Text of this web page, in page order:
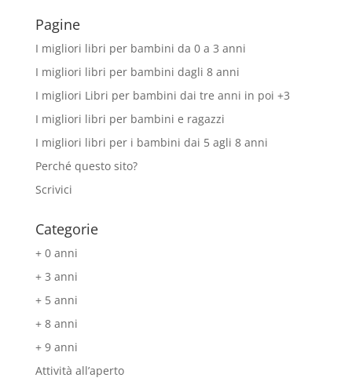
Pagine
I migliori libri per bambini da 0 a 3 anni
I migliori libri per bambini dagli 8 anni
I migliori Libri per bambini dai tre anni in poi +3
I migliori libri per bambini e ragazzi
I migliori libri per i bambini dai 5 agli 8 anni
Perché questo sito?
Scrivici
Categorie
+ 0 anni
+ 3 anni
+ 5 anni
+ 8 anni
+ 9 anni
Attività all’aperto